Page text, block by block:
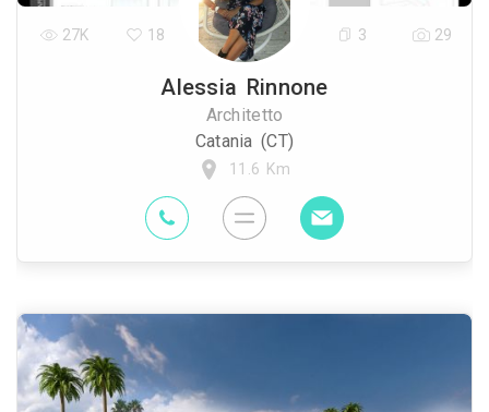
Alessia Rinnone
Architetto
Catania (CT)
11.6 Km
27K 18 3 29